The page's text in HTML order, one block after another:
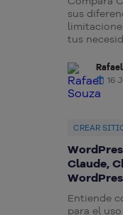
sus
tus
16
CREAR
Claude,
Entiende
para el